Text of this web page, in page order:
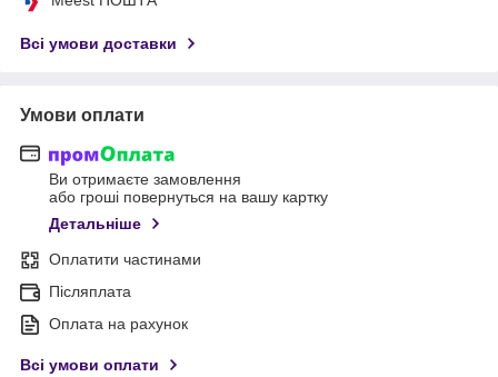
Всі умови доставки
Умови оплати
Ви отримаєте замовлення
або гроші повернуться на вашу картку
Детальніше
Оплатити частинами
Післяплата
Оплата на рахунок
Всі умови оплати